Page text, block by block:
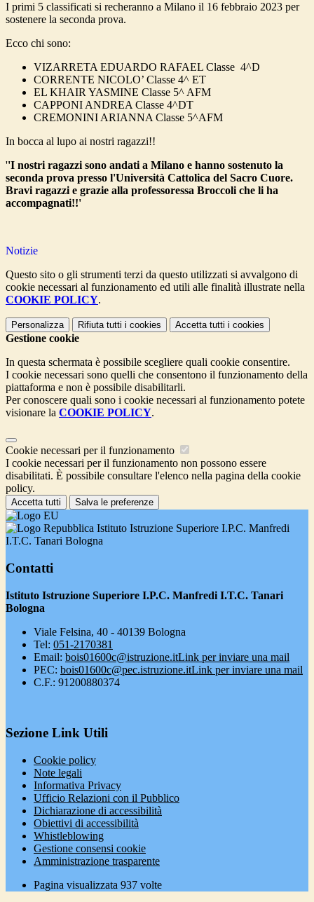
I primi 5 classificati si recheranno a Milano il 16 febbraio 2023 per
sostenere la seconda prova.
Ecco chi sono:
VIZARRETA EDUARDO RAFAEL Classe 4^D
CORRENTE NICOLO’ Classe 4^ ET
EL KHAIR YASMINE Classe 5^ AFM
CAPPONI ANDREA Classe 4^DT
CREMONINI ARIANNA Classe 5^AFM
In bocca al lupo ai nostri ragazzi!!
''I nostri ragazzi sono andati a Milano e hanno sostenuto la
seconda prova presso l'Università Cattolica del Sacro Cuore.
Bravi ragazzi e grazie alla professoressa Broccoli che li ha
accompagnati!!'
Notizie
Questo sito o gli strumenti terzi da questo utilizzati si avvalgono di
cookie necessari al funzionamento ed utili alle finalità illustrate nella
COOKIE POLICY.
Personalizza Rifiuta tutti i cookies Accetta tutti i cookies
Gestione cookie
In questa schermata è possibile scegliere quali cookie consentire.
I cookie necessari sono quelli che consentono il funzionamento della
piattaforma e non è possibile disabilitarli.
Per conoscere quali sono i cookie necessari al funzionamento potete
visionare la COOKIE POLICY.
Cookie necessari per il funzionamento
I cookie necessari per il funzionamento non possono essere
disabilitati. È possibile consultare l'elenco nella pagina della cookie
policy.
Accetta tutti Salva le preferenze
Istituto Istruzione Superiore I.P.C. Manfredi
I.T.C. Tanari Bologna
Contatti
Istituto Istruzione Superiore I.P.C. Manfredi I.T.C. Tanari
Bologna
Viale Felsina, 40 - 40139 Bologna
Tel: 051-2170381
Email: bois01600c@istruzione.itLink per inviare una mail
PEC: bois01600c@pec.istruzione.itLink per inviare una mail
C.F.: 91200880374
Sezione Link Utili
Cookie policy
Note legali
Informativa Privacy
Ufficio Relazioni con il Pubblico
Dichiarazione di accessibilità
Obiettivi di accessibilità
Whistleblowing
Gestione consensi cookie
Amministrazione trasparente
Pagina visualizzata 937 volte